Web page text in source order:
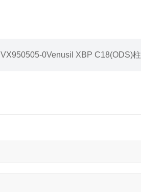
VX950505-0Venusil XBP C18(ODS)柱